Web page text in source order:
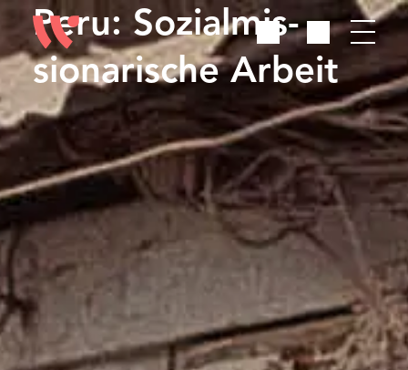
Peru: Sozialmis­
sionarische Arbeit